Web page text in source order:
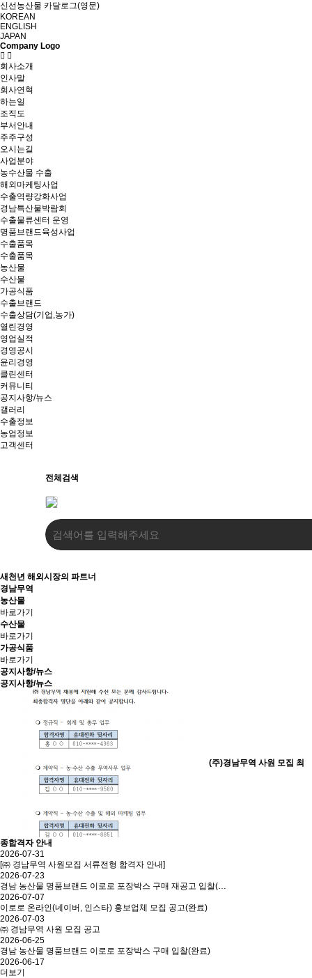
신선농산물 카달로그(영문)
KOREAN
ENGLISH
JAPAN
Company Logo
회사소개
인사말
회사연혁
하는일
조직도
부서안내
주주구성
오시는길
사업분야
농수산물 수출
해외마케팅사업
수출역량강화사업
경남특산물박람회
수출물류센터 운영
명품브랜드육성사업
수출품목
수출품목
농산물
수산물
가공식품
수출브랜드
수출상담(기업,농가)
열린경영
영업실적
경영공시
윤리경영
클린센터
커뮤니티
공지사항/뉴스
갤러리
수출정보
농업정보
고객센터
전체검색
새천년 해외시장의 파트너
경남무역
농산물
바로가기
수산물
바로가기
가공식품
바로가기
공지사항/뉴스
공지사항/뉴스
(주)경남무역 사원 모집 최
종합격자 안내
2026-07-31
[㈜ 경남무역 사원모집 서류전형 합격자 안내]
2026-07-23
경남 농산물 명품브랜드 이로로 포장박스 구매 재공고 입찰(…
2026-07-07
이로로 온라인(네이버, 인스타) 홍보업체 모집 공고(완료)
2026-07-03
㈜ 경남무역 사원 모집 공고
2026-06-25
경남 농산물 명품브랜드 이로로 포장박스 구매 입찰(완료)
2026-06-17
더보기